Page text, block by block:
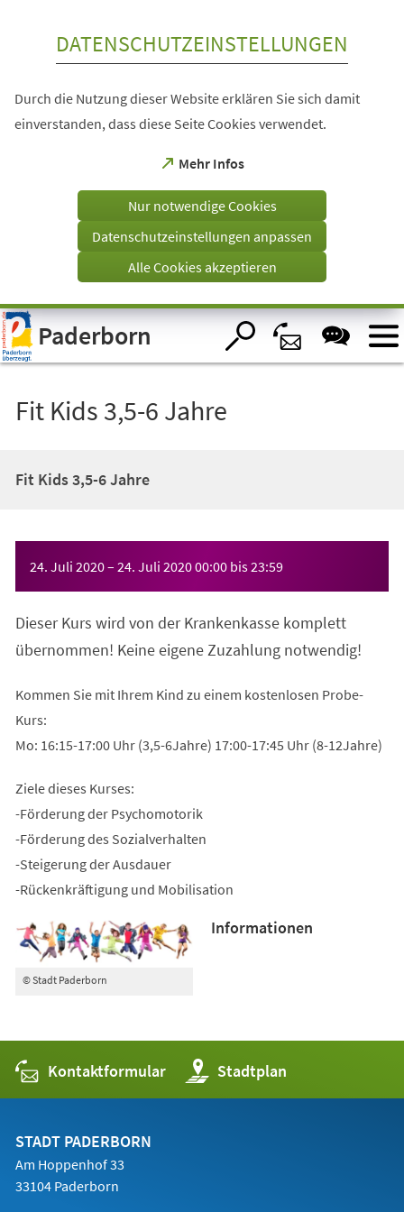
Visuelle
Assistenzsoftware
öffnen.
DATENSCHUTZEINSTELLUNGEN
Durch die Nutzung dieser Website erklären Sie sich damit
einverstanden, dass diese Seite Cookies verwendet.
Mehr Infos
(Öffnet
einem
Tab)
Nur notwendige Cookies
Datenschutzeinstellungen anpassen
Alle Cookies akzeptieren
Paderborn
Fit Kids 3,5-6 Jahre
Fit Kids 3,5-6 Jahre
24. Juli 2020– 24. Juli 202000:00 bis23:59
Dieser Kurs wird von der Krankenkasse komplett
übernommen! Keine eigene Zuzahlung notwendig!
Kommen Sie mit Ihrem Kind zu einem kostenlosen Probe-
Kurs:
Mo: 16:15-17:00 Uhr (3,5-6Jahre) 17:00-17:45 Uhr (8-12Jahre)
Ziele dieses Kurses:
-Förderung der Psychomotorik
-Förderung des Sozialverhalten
-Steigerung der Ausdauer
-Rückenkräftigung und Mobilisation
© Stadt Paderborn
Informationen
Kontaktformular Stadtplan
(Öffnet
in
einem
STADT PADERBORN
Am Hoppenhof 33
33104 Paderborn